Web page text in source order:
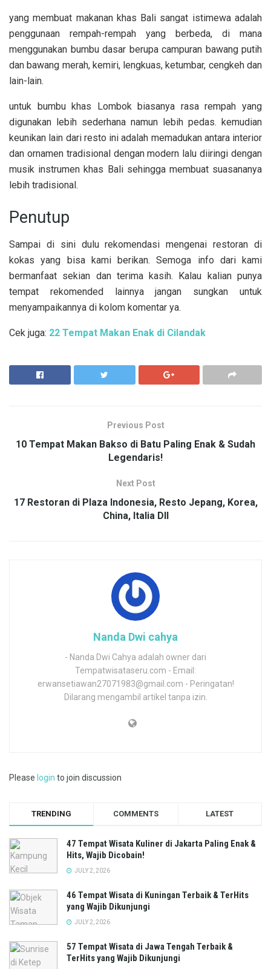
yang membuat makanan khas Bali sangat istimewa adalah
penggunaan rempah-rempah yang berbeda, di mana
menggunakan bumbu dasar berupa campuran bawang putih
dan bawang merah, kemiri, lengkuas, ketumbar, cengkeh dan
lain-lain.
untuk bumbu khas Lombok biasanya rasa rempah yang
digunakan lebih sederhana namun lebih pedas. kemudian
keunikan lain dari resto ini adalah memadukan antara interior
dan ornamen tradisional dengan modern lalu diiringi dengan
musik instrumen khas Bali sehingga membuat suasananya
lebih tradisional.
Penutup
Sampai di sini dulu rekomendasi mengenai restoran di
kokas yang bisa kami berikan. Semoga info dari kami
bermanfaat sekian dan terima kasih. Kalau kalian punya
tempat rekomended lainnya jangan sungkan untuk
menyampaikannya di kolom komentar ya.
Cek juga: 22 Tempat Makan Enak di Cilandak
Previous Post
10 Tempat Makan Bakso di Batu Paling Enak & Sudah
Legendaris!
Next Post
17 Restoran di Plaza Indonesia, Resto Jepang, Korea,
China, Italia Dll
Nanda Dwi cahya
- Nanda Dwi Cahya adalah owner dari
Tempatwisataseru.com - Email:
erwansetiawan27071983@gmail.com - Peringatan!
Dilarang mengambil artikel tanpa izin.
Please login to join discussion
TRENDING COMMENTS LATEST
47 Tempat Wisata Kuliner di Jakarta Paling Enak &
Hits, Wajib Dicobain!
JULY 2, 2026
46 Tempat Wisata di Kuningan Terbaik & TerHits
yang Wajib Dikunjungi
JULY 2, 2026
57 Tempat Wisata di Jawa Tengah Terbaik &
TerHits yang Wajib Dikunjungi